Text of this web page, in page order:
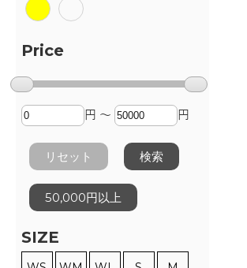
Price
円 ～ 円
リセット 検索
50,000円以上
SIZE